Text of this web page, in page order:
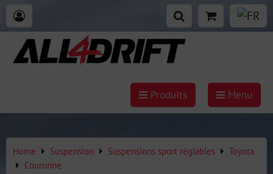
Produits Menu
Home Suspension Suspensions sport réglables
Toyota
Couronne